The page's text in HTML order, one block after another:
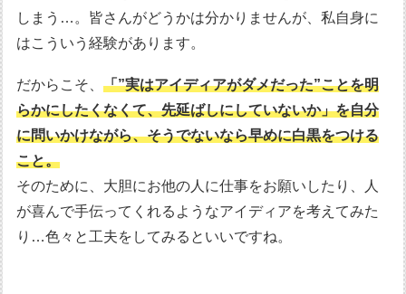
しまう…。皆さんがどうかは分かりませんが、私自身に
はこういう経験があります。
だからこそ、「”実はアイディアがダメだった”ことを明
らかにしたくなくて、先延ばしにしていないか」を自分
に問いかけながら、そうでないなら早めに白黒をつける
こと。
そのために、大胆にお他の人に仕事をお願いしたり、人
が喜んで手伝ってくれるようなアイディアを考えてみた
り…色々と工夫をしてみるといいですね。